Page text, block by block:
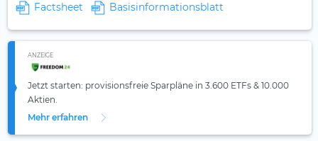
Factsheet
Basisinformationsblatt
ANZEIGE
Jetzt starten: provisionsfreie Sparpläne in 3.600 ETFs & 10.000
Aktien.
Mehr erfahren